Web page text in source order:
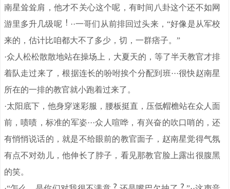
南星耸耸肩，他才不关心这个呢，有时间八卦这个还不如网
游里多升几级呢
··一哥们从前排回过头来，“好像是从军校
来的，估计比咱都大不了多少，切，一群痞子。”
·众人松松散散地站在操场上，大夏天的，等了半天教官才排
着队走过来了，根据连长的吩咐挨个分配到班···很快赵南星
所在的一排的教官就小跑着过来了。
·太阳底下，他身穿迷彩服，腰板挺直，压低帽檐站在众人面
前，啧啧，标准的军姿···众人喧哗，有兴奋的吹口哨的，还
有悄悄说话的，就是不给眼前的教官面子，赵南星觉得气氛
有点不对劲儿，他伸长了脖子，看见那教官脸上露出很腹黑
的笑。